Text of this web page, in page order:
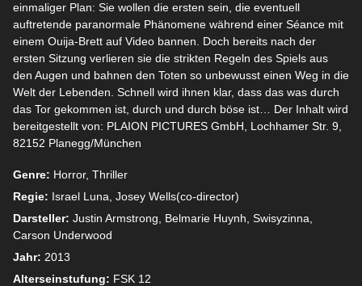
einmaliger Plan: Sie wollen die ersten sein, die eventuell
auftretende paranormale Phänomene während einer Séance mit
einem Ouija-Brett auf Video bannen. Doch bereits nach der
ersten Sitzung verlieren sie die strikten Regeln des Spiels aus
den Augen und bahnen den Toten so unbewusst einen Weg in die
Welt der Lebenden. Schnell wird ihnen klar, dass das was durch
das Tor gekommen ist, durch und durch böse ist… Der Inhalt wird
bereitgestellt von: PLAION PICTURES GmbH, Lochhamer Str. 9,
82152 Planegg/München
Genre: Horror, Thriller
Regie: Israel Luna, Josey Wells(co-director)
Darsteller: Justin Armstrong, Belmarie Huynh, Swisyzinna,
Carson Underwood
Jahr: 2013
Alterseinstufung: FSK 12